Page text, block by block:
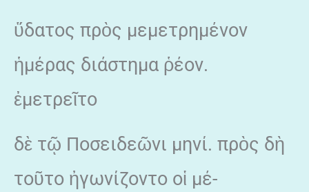
ὕδατος πρὸς μεμετρημένον
ἡμέρας διάστημα ῥέον.
ἐμετρεῖτο
δὲ τῷ Ποσειδεῶνι μηνί. πρὸς δὴ
τοῦτο ἠγωνίζοντο οἱ μέ-